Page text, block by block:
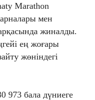
Marathon
мен
жиналды.
ең жоғары
жөніндегі
973 бала дүниеге